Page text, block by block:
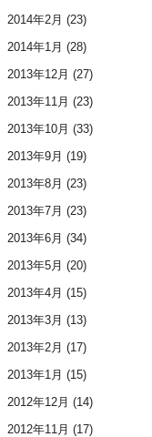
2014年2月 (23)
2014年1月 (28)
2013年12月 (27)
2013年11月 (23)
2013年10月 (33)
2013年9月 (19)
2013年8月 (23)
2013年7月 (23)
2013年6月 (34)
2013年5月 (20)
2013年4月 (15)
2013年3月 (13)
2013年2月 (17)
2013年1月 (15)
2012年12月 (14)
2012年11月 (17)